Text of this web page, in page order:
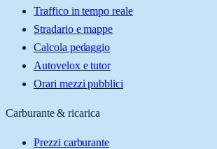
Traffico in tempo reale
Stradario e mappe
Calcola pedaggio
Autovelox e tutor
Orari mezzi pubblici
Carburante & ricarica
Prezzi carburante